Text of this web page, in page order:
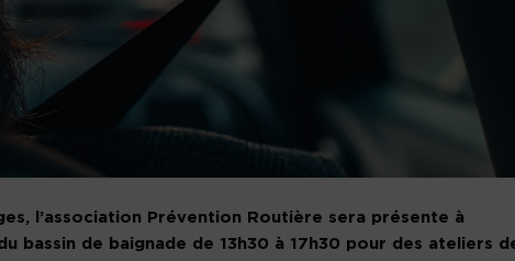
l’association Prévention Routière sera présente à
bassin de baignade de 13h30 à 17h30 pour des ateliers